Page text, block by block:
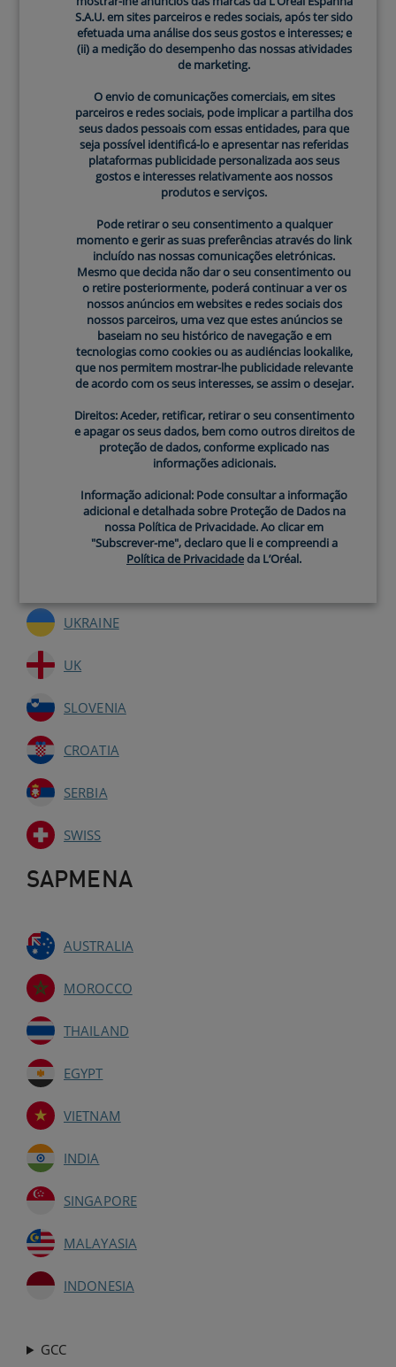
GERMANY
HUNGARY
ISRAEL
NETHERLANDS
NORWAY
POLAND
PORTUGAL
ROMANIA
SLOVAKIA
SPAIN
SWEDEN
UKRAINE
UK
SLOVENIA
CROATIA
SERBIA
SWISS
SAPMENA
AUSTRALIA
MOROCCO
THAILAND
EGYPT
VIETNAM
INDIA
SINGAPORE
MALAYASIA
INDONESIA
GCC
S.A.U. em sites parceiros e redes sociais, após ter sido
efetuada uma análise dos seus gostos e interesses; e
(ii) a medição do desempenho das nossas atividades
de marketing.
O envio de comunicações comerciais, em sites
parceiros e redes sociais, pode implicar a partilha dos
seus dados pessoais com essas entidades, para que
seja possível identificá-lo e apresentar nas referidas
plataformas publicidade personalizada aos seus
gostos e interesses relativamente aos nossos
produtos e serviços.
Pode retirar o seu consentimento a qualquer
momento e gerir as suas preferências através do link
incluído nas nossas comunicações eletrónicas.
Mesmo que decida não dar o seu consentimento ou
o retire posteriormente, poderá continuar a ver os
nossos anúncios em websites e redes sociais dos
nossos parceiros, uma vez que estes anúncios se
baseiam no seu histórico de navegação e em
tecnologias como cookies ou as audiéncias lookalike,
que nos permitem mostrar-lhe publicidade relevante
de acordo com os seus interesses, se assim o desejar.
Direitos: Aceder, retificar, retirar o seu consentimento
e apagar os seus dados, bem como outros direitos de
proteção de dados, conforme explicado nas
informações adicionais.
Informação adicional: Pode consultar a informação
adicional e detalhada sobre Proteção de Dados na
nossa Política de Privacidade. Ao clicar em
"Subscrever-me", declaro que li e compreendi a
Política de Privacidadeda L’Oréal.